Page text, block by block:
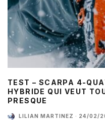
TEST – SCARPA 4-
HYBRIDE QUI VEUT
PRESQUE
LILIAN MARTINEZ · 24/02/